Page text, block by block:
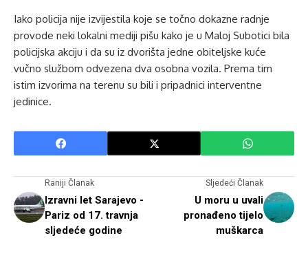
Iako policija nije izvijestila koje se točno dokazne radnje
provode neki lokalni mediji pišu kako je u Maloj Subotici bila
policijska akciju i da su iz dvorišta jedne obiteljske kuće
vučno službom odvezena dva osobna vozila. Prema tim
istim izvorima na terenu su bili i pripadnici interventne
jedinice.
Raniji Članak
Izravni let Sarajevo -
Pariz od 17. travnja
sljedeće godine
Sljedeći Članak
U moru u uvali
pronađeno tijelo
muškarca